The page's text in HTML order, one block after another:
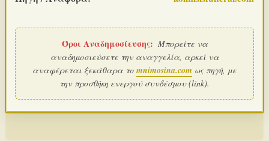
Όροι Αναδημοσίευσης: Μπορείτε να
αναδημοσιεύσετε την αναγγελία, αρκεί να
αναφέρεται ξεκάθαρα το mnimosina.com ως πηγή, με
την προσθήκη ενεργού συνδέσμου (link).